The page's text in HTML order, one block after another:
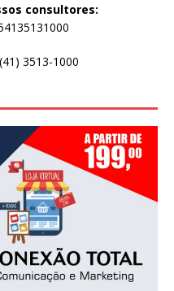
consultores:
3513-1000